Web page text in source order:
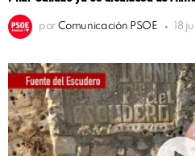
por Comunicación PSOE 18